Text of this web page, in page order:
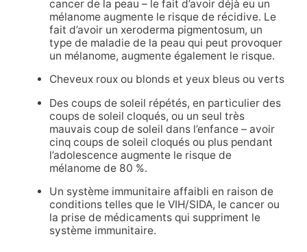
cancer de la peau – le fait d’avoir déjà eu un
mélanome augmente le risque de récidive. Le
fait d’avoir un xeroderma pigmentosum, un
type de maladie de la peau qui peut provoquer
un mélanome, augmente également le risque.
Cheveux roux ou blonds et yeux bleus ou verts
Des coups de soleil répétés, en particulier des
coups de soleil cloqués, ou un seul très
mauvais coup de soleil dans l’enfance – avoir
cinq coups de soleil cloqués ou plus pendant
l’adolescence augmente le risque de
mélanome de 80 %.
Un système immunitaire affaibli en raison de
conditions telles que le VIH/SIDA, le cancer ou
la prise de médicaments qui suppriment le
système immunitaire.